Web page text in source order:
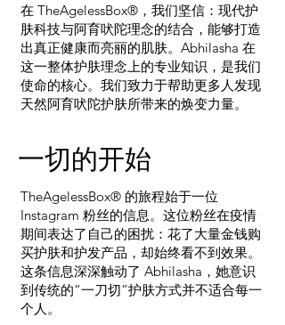
在 TheAgelessBox®，我们坚信：现代护
肤科技与阿育吠陀理念的结合，能够打造
出真正健康而亮丽的肌肤。Abhilasha 在
这一整体护肤理念上的专业知识，是我们
使命的核心。我们致力于帮助更多人发现
天然阿育吠陀护肤所带来的焕变力量。
一切的开始
TheAgelessBox® 的旅程始于一位
Instagram 粉丝的信息。这位粉丝在疫情
期间表达了自己的困扰：花了大量金钱购
买护肤和护发产品，却始终看不到效果。
这条信息深深触动了 Abhilasha，她意识
到传统的“一刀切”护肤方式并不适合每一
个人。